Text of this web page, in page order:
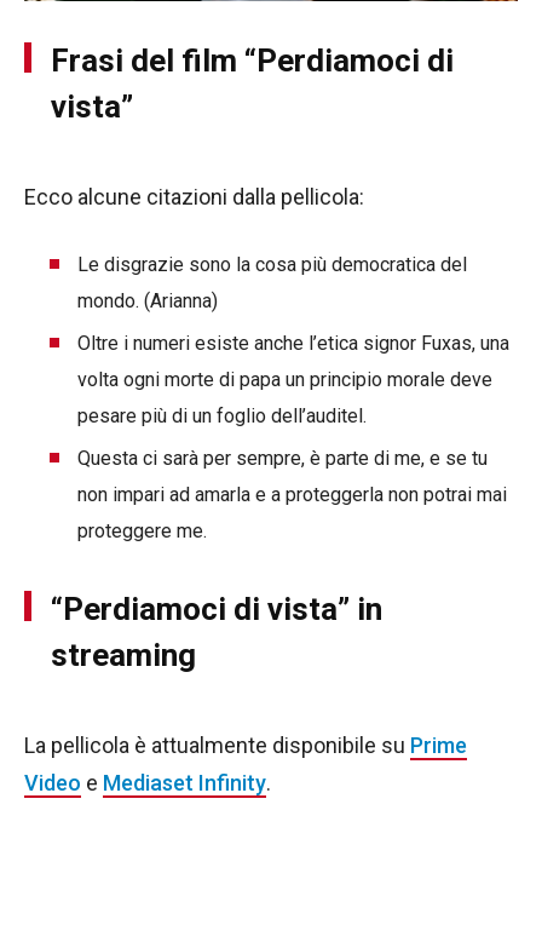
Frasi del film “Perdiamoci di
vista”
Ecco alcune citazioni dalla pellicola:
Le disgrazie sono la cosa più democratica del
mondo. (Arianna)
Oltre i numeri esiste anche l’etica signor Fuxas, una
volta ogni morte di papa un principio morale deve
pesare più di un foglio dell’auditel.
Questa ci sarà per sempre, è parte di me, e se tu
non impari ad amarla e a proteggerla non potrai mai
proteggere me.
“Perdiamoci di vista” in
streaming
La pellicola è attualmente disponibile su Prime
Video e Mediaset Infinity.